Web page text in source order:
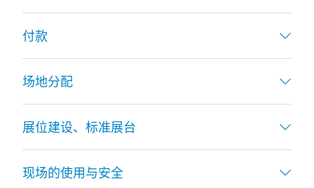
付款
场地分配
展位建设、标准展台
现场的使用与安全